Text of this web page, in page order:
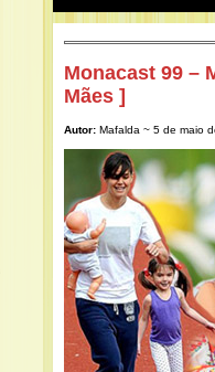
Monacast 99 –
Mães ]
Autor: Mafalda ~ 5 de maio